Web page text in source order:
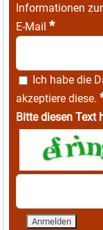
Informationen
E-Mail *
Ich habe die
akzeptiere diese.
Bitte diesen Text